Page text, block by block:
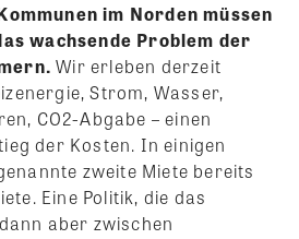
im Norden müssen
wachsende Problem der
Wir erleben derzeit
Strom, Wasser,
CO2-Abgabe – einen
der Kosten. In einigen
zweite Miete bereits
Eine Politik, die das
aber zwischen